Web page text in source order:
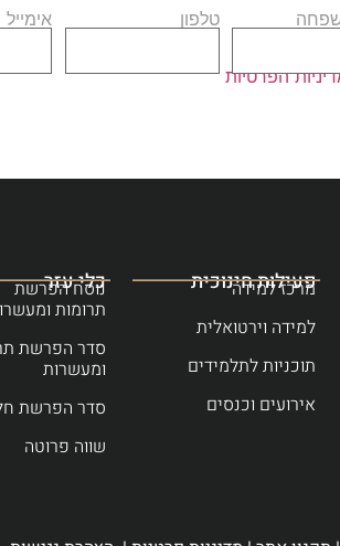
טלפון אימייל
הפרטיות
פעילות חינוכית
מרכז למידה
למידה וירטואלית
תוכניות לתלמידים
אירועים וכנסים
כלי עזר
נוסח הפרשת
תרומות
סדר הפרשת
ומעשרות
סדר הפרשת
שווה פרוטה